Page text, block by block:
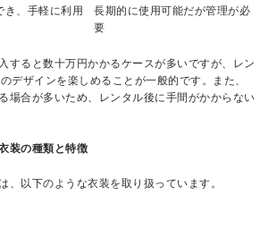
き、手軽に利用
長期的に使用可能だが管理が必
要
すると数十万円かかるケースが多いですが、レン
デザインを楽しめることが一般的です。また、
場合が多いため、レンタル後に手間がかからない
装の種類と特徴
、以下のような衣装を取り扱っています。